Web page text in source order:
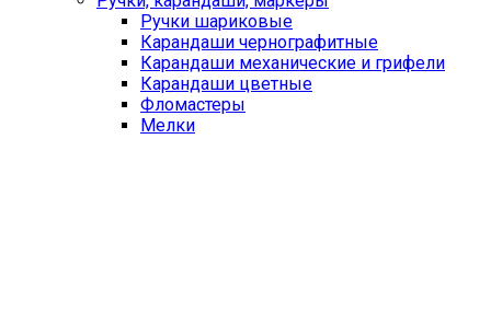
Ручки шариковые
Карандаши чернографитные
Карандаши механические и грифели
Карандаши цветные
Фломастеры
Мелки